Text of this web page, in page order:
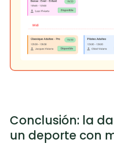
Conclusión: la
un deporte con